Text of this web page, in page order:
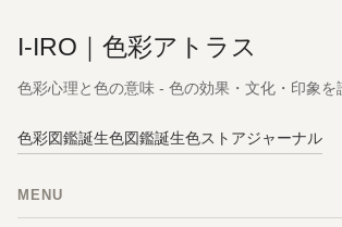
I-IRO｜色彩アトラス
色彩心理と色の意味 - 色の効果・文化・印象を
色彩図鑑誕生色図鑑誕生色ストアジャーナル
MENU